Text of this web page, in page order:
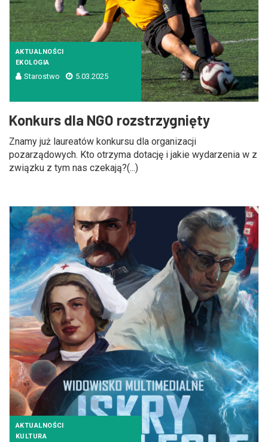
AKTUALNOŚCI
EKOLOGIA
Starostwo 5.03.2025
Konkurs dla NGO rozstrzygnięty
Znamy już laureatów konkursu dla organizacji
pozarządowych. Kto otrzyma dotację i jakie wydarzenia w z
związku z tym nas czekają?(...)
AKTUALNOŚCI
KULTURA